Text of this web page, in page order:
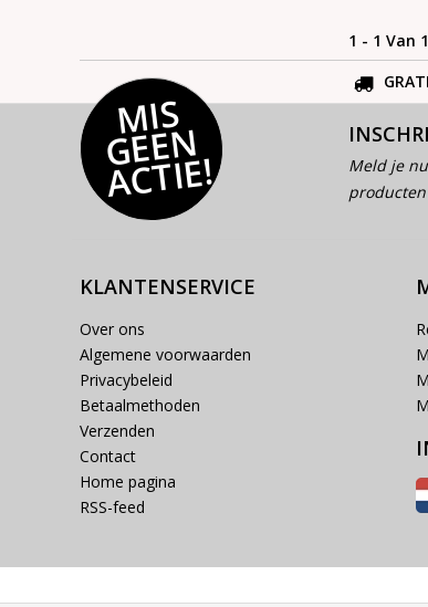
1 - 1 Van 1
MI
S
G
E
E
N
A
C
TI
E!
Meld je
producten
KLANTENSERVICE
Over ons
Algemene voorwaarden
Privacybeleid
Betaalmethoden
Verzenden
Contact
Home pagina
RSS-feed